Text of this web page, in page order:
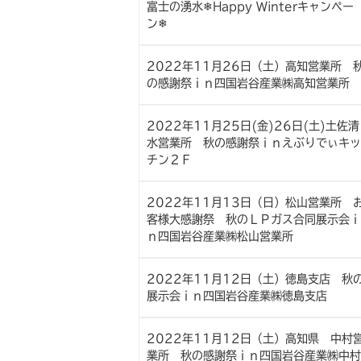
富士の湧水❄Happy Winterキャンペー
ン❄
2022年11月26日（土）高知営業所
の感謝祭ｉｎ四国岩谷産業㈱高知営業所
2022年11月25日(金)26日(土)土佐清
水営業所 秋の感謝祭ｉｎえぶりでぃキッ
チン２Ｆ
2022年11月13日（日）松山営業所
客様大感謝祭 秋のＬＰガス合同展示会ｉ
ｎ四国岩谷産業㈱松山営業所
2022年11月12日（土）徳島支店 秋
展示会ｉｎ四国岩谷産業㈱徳島支店
2022年11月12日（土）高知県 中村
業所 秋の感謝祭ｉｎ四国岩谷産業㈱中村